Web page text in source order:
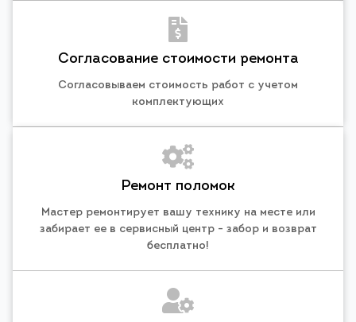
Согласование стоимости ремонта
Согласовываем стоимость работ с учетом
комплектующих
Ремонт поломок
Мастер ремонтирует вашу технику на месте или
забирает ее в сервисный центр - забор и возврат
бесплатно!